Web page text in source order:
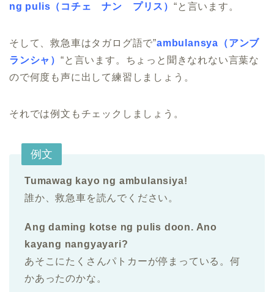
ng pulis（コチェ ナン プリス） “と言います。
そして、救急車はタガログ語で”ambulansya（アンブ
ランシャ） “と言います。ちょっと聞きなれない言葉な
ので何度も声に出して練習しましょう。
それでは例文もチェックしましょう。
例文
Tumawag kayo ng ambulansiya!
誰か、救急車を読んでください。
Ang daming kotse ng pulis doon. Ano
kayang nangyayari?
あそこにたくさんパトカーが停まっている。何
かあったのかな。